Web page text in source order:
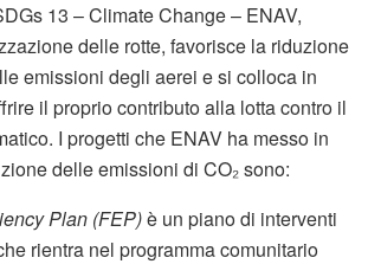
13 – Climate Change – ENAV,
delle rotte, favorisce la riduzione
emissioni degli aerei e si colloca in
il proprio contributo alla lotta contro il
I progetti che ENAV ha messo in
delle emissioni di CO₂ sono:
Plan (FEP)è un piano di interventi
rientra nel programma comunitario